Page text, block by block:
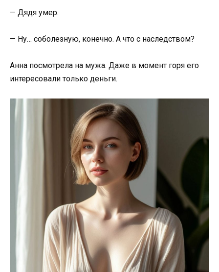
— Дядя умер.
— Ну… соболезную, конечно. А что с наследством?
Анна посмотрела на мужа. Даже в момент горя его
интересовали только деньги.